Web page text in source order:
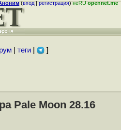
(вход|регистрация)неRUopennet.me
| теги| ]
Pale Moon 28.16